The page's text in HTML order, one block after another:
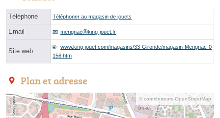
Téléphone Téléphoner au magasin de jouets
Email merignacⓐking-jouet.fr
Site web
www.king-jouet.com/magasins/33-Gironde/magasin-Merignac-0
156.htm
Plan et adresse
© contributeurs OpenStreetMap